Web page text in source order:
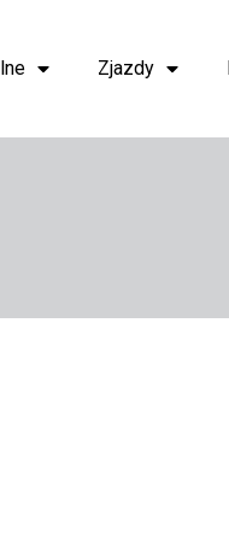
Zjazdy